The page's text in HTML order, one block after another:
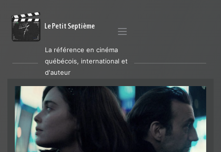
Le Petit Septième
La référence en cinéma
québécois, international et
d'auteur